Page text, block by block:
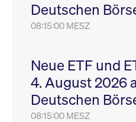
Deutschen
08:15:00 MESZ
Neue ETF und
4. August 2026
Deutschen
08:15:00 MESZ